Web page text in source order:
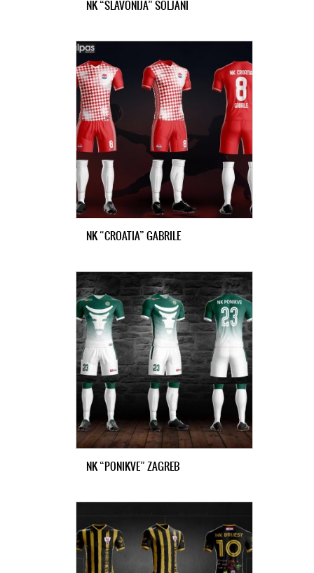
NK “SLAVONIJA” SOLJANI
NK “CROATIA” GABRILE
NK “PONIKVE” ZAGREB